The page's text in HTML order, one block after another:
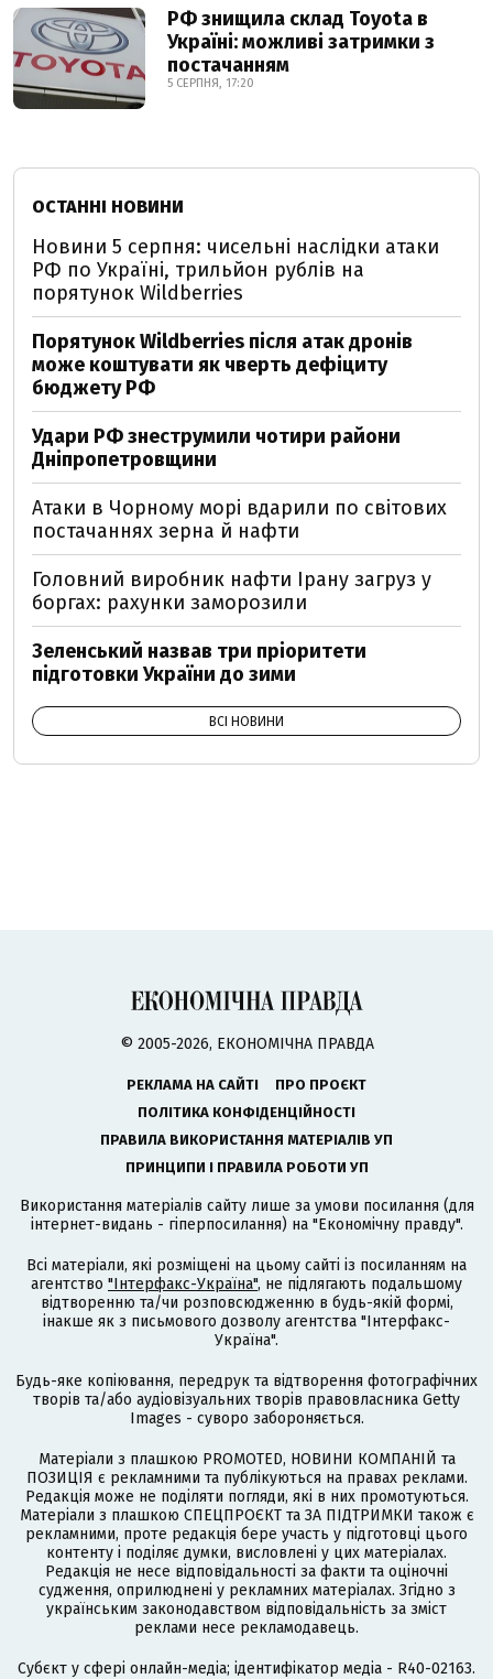
РФ знищила склад Toyota в
Україні: можливі затримки з
постачанням
5 СЕРПНЯ, 17:20
ОСТАННІ НОВИНИ
Новини 5 серпня: чисельні наслідки атаки
РФ по Україні, трильйон рублів на
порятунок Wildberries
Порятунок Wildberries після атак дронів
може коштувати як чверть дефіциту
бюджету РФ
Удари РФ знеструмили чотири райони
Дніпропетровщини
Атаки в Чорному морі вдарили по світових
постачаннях зерна й нафти
Головний виробник нафти Ірану загруз у
боргах: рахунки заморозили
Зеленський назвав три пріоритети
підготовки України до зими
ВСІ НОВИНИ
© 2005-2026, ЕКОНОМІЧНА ПРАВДА
РЕКЛАМА НА САЙТІ
ПРО ПРОЄКТ
ПОЛІТИКА КОНФІДЕНЦІЙНОСТІ
ПРАВИЛА ВИКОРИСТАННЯ МАТЕРІАЛІВ УП
ПРИНЦИПИ І ПРАВИЛА РОБОТИ УП
Використання матеріалів сайту лише за умови посилання (для
інтернет-видань - гіперпосилання) на "Економічну правду".
Всі матеріали, які розміщені на цьому сайті із посиланням на
агентство "Інтерфакс-Україна", не підлягають подальшому
відтворенню та/чи розповсюдженню в будь-якій формі,
інакше як з письмового дозволу агентства "Інтерфакс-
Україна".
Будь-яке копіювання, передрук та відтворення фотографічних
творів та/або аудіовізуальних творів правовласника Getty
Images - суворо забороняється.
Матеріали з плашкою PROMOTED, НОВИНИ КОМПАНІЙ та
ПОЗИЦІЯ є рекламними та публікуються на правах реклами.
Редакція може не поділяти погляди, які в них промотуються.
Матеріали з плашкою СПЕЦПРОЄКТ та ЗА ПІДТРИМКИ також є
рекламними, проте редакція бере участь у підготовці цього
контенту і поділяє думки, висловлені у цих матеріалах.
Редакція не несе відповідальності за факти та оціночні
судження, оприлюднені у рекламних матеріалах. Згідно з
українським законодавством відповідальність за зміст
реклами несе рекламодавець.
Cубєкт у сфері онлайн-медіа; ідентифікатор медіа - R40-02163.